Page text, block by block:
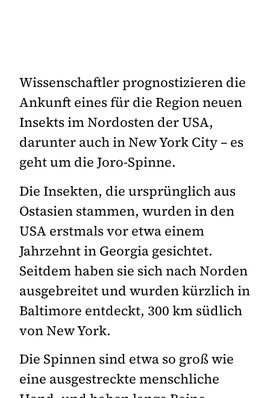
Wissenschaftler prognostizieren die
Ankunft eines für die Region neuen
Insekts im Nordosten der USA,
darunter auch in New York City – es
geht um die Joro-Spinne.
Die Insekten, die ursprünglich aus
Ostasien stammen, wurden in den
USA erstmals vor etwa einem
Jahrzehnt in Georgia gesichtet.
Seitdem haben sie sich nach Norden
ausgebreitet und wurden kürzlich in
Baltimore entdeckt, 300 km südlich
von New York.
Die Spinnen sind etwa so groß wie
eine ausgestreckte menschliche